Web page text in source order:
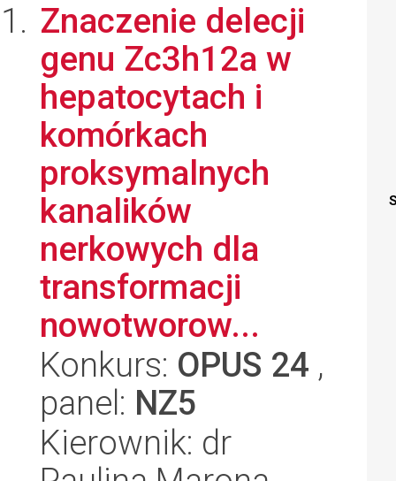
Znaczenie delecji
genu Zc3h12a w
hepatocytach i
komórkach
proksymalnych
kanalików
nerkowych dla
transformacji
nowotworow...
Konkurs: OPUS 24 ,
panel: NZ5
Kierownik: dr